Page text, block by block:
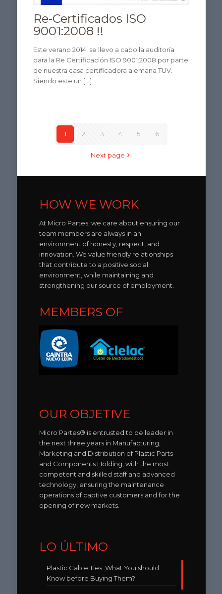
Re-Certificados ISO
9001:2008 !!
Este verano 2014, se llevo a cabo la auditoría
para la Re Certificación ISO 9001:2008 por parte
de nuestra casa certificadora alemana TUV.
Siendo este un […]
1 2 3 4 5 6
Next page
HOW WE WORK
At Micro Partes, we care about ensuring our
team members are always in an
environment of honesty, respect, and
innovation. We value friendly relationships
that contribute to a positive social
environment, while maintaining and
strengthening our source of employment.
MEMBERS OF
OUR OBJETIVE
Micro Partes® is entrusted to be leader in
the next three years in Manufacturing,
Marketing and Distribution of Plastic Parts
and Components Holding, with the most
competent and skilled staff and advanced
technology, ensuring the maintenance
operations of captive customers and for the
opening of new markets.
LO ÚLTIMO
Plastic Cable Ties: What You should
Know before Buying Them?